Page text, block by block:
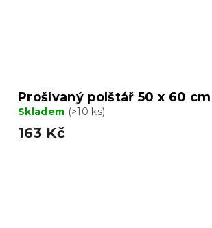
Prošívaný polštář 50 x 60 cm
Skladem (>10 ks)
163 Kč